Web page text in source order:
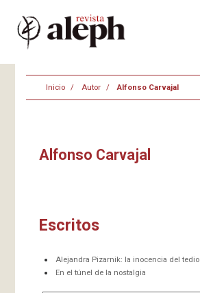
Inicio Autor Alfonso Carvajal
Alfonso Carvajal
Escritos
Alejandra Pizarnik: la inocencia del tedio
En el túnel de la nostalgia